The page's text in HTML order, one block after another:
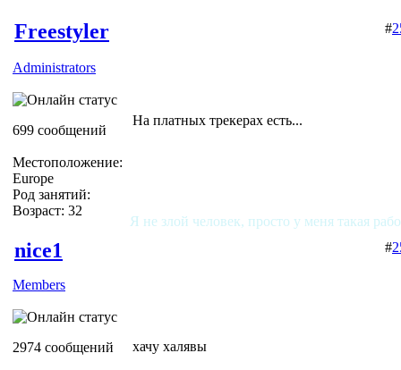
Freestyler
Administrators
699 сообщений
Местоположение:
Europe
Род занятий:
Возраст: 32
#
На платных трекерах есть...
Я не злой человек, просто у меня такая
nice1
Members
2974 сообщений
#
хачу халявы